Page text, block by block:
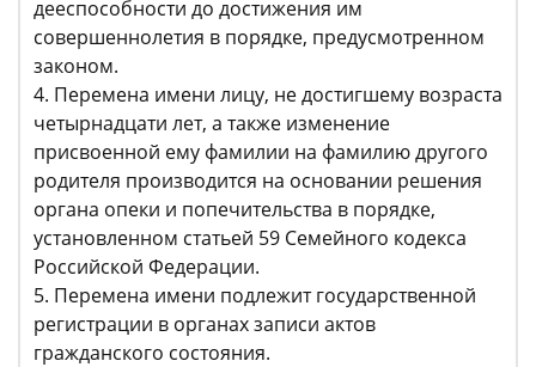
дееспособности до достижения им
совершеннолетия в порядке, предусмотренном
законом.
4. Перемена имени лицу, не достигшему возраста
четырнадцати лет, а также изменение
присвоенной ему фамилии на фамилию другого
родителя производится на основании решения
органа опеки и попечительства в порядке,
установленном статьей 59 Семейного кодекса
Российской Федерации.
5. Перемена имени подлежит государственной
регистрации в органах записи актов
гражданского состояния.